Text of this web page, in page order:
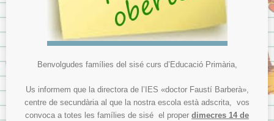
Benvolgudes famílies del sisé curs d’Educació Primària,
Us informem que la directora de l’IES «doctor Faustí Barberà»,
centre de secundària al que la nostra escola està adscrita, vos
convoca a totes les famílies de sisé el proper dimecres 14 de